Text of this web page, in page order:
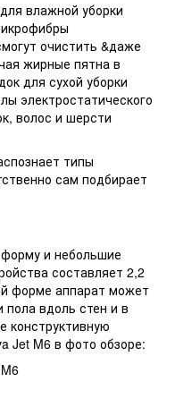
влажной уборки
очистить &даже
жирные пятна в
для сухой уборки
электростатического
волос и шерсти
типы
сам подбирает
и небольшие
составляет 2,2
форме аппарат может
вдоль стен и в
конструктивную
Jet M6 в фото обзоре: